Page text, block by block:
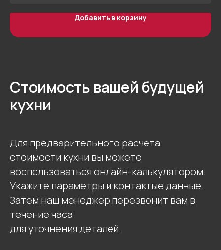
Добавить в корзину
Стоимость вашей будущей
кухни
Для предварительного расчета
стоимости кухни вы можете
воспользоваться онлайн-калькулятором.
Укажите параметры и контактые данные.
Затем наш менеджер перезвонит вам в
течение часа
для уточнения деталей.
ОТПРАВИТЬ
свое согласие на обработку персональных